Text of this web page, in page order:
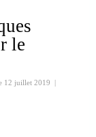
le
12 juillet 2019 |